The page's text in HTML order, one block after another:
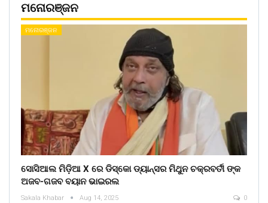
ମନୋରଞ୍ଜନ
ମନୋରଞ୍ଜନ
ସୋସିଆଲ ମିଡ଼ିଆ X ରେ ଡିସ୍କୋ ଡ୍ୟାନ୍ସର ମିଥୁନ ଚକ୍ରବର୍ତୀ ଙ୍କ
ଅଜବ-ଗଜବ ବୟାନ ଭାଇରଲ
Sakala Khabar Aug 14, 2025 0